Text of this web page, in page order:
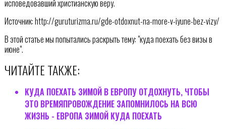
исповедовавший христианскую веру.
Источник: http://guruturizma.ru/gde-otdoxnut-na-more-v-iyune-bez-vizy/
В этой статье мы попытались раскрыть тему: "куда поехать без визы в
июне".
ЧИТАЙТЕ ТАКЖЕ:
КУДА ПОЕХАТЬ ЗИМОЙ В ЕВРОПУ ОТДОХНУТЬ, ЧТОБЫ
ЭТО ВРЕМЯПРОВОЖДЕНИЕ ЗАПОМНИЛОСЬ НА ВСЮ
ЖИЗНЬ - ЕВРОПА ЗИМОЙ КУДА ПОЕХАТЬ